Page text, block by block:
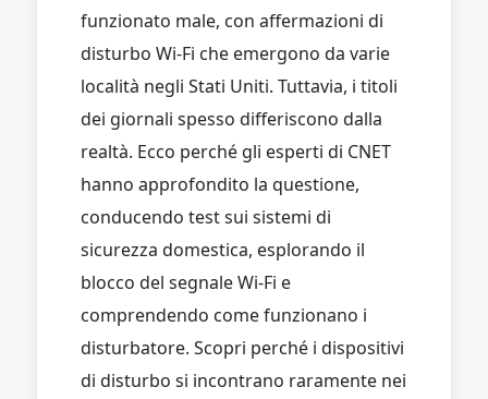
funzionato male, con affermazioni di
disturbo Wi-Fi che emergono da varie
località negli Stati Uniti. Tuttavia, i titoli
dei giornali spesso differiscono dalla
realtà. Ecco perché gli esperti di CNET
hanno approfondito la questione,
conducendo test sui sistemi di
sicurezza domestica, esplorando il
blocco del segnale Wi-Fi e
comprendendo come funzionano i
disturbatore. Scopri perché i dispositivi
di disturbo si incontrano raramente nei